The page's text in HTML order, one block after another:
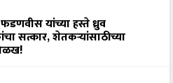
फडणवीस यांच्या हस्ते ध्रुव
सत्कार, शेतकऱ्यांसाठीच्या